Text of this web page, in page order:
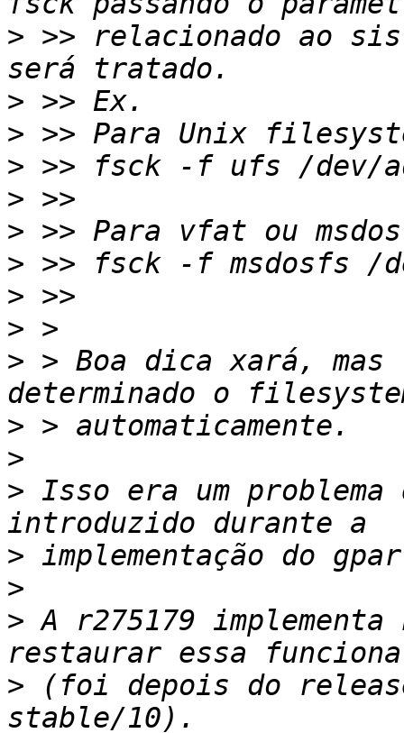
> >> relacionado ao
>
>
>
>
>
>
>
>
> > Boa dica xará,
>
>
> Isso era um
>
>
> A r275179 implementa
> (foi depois do